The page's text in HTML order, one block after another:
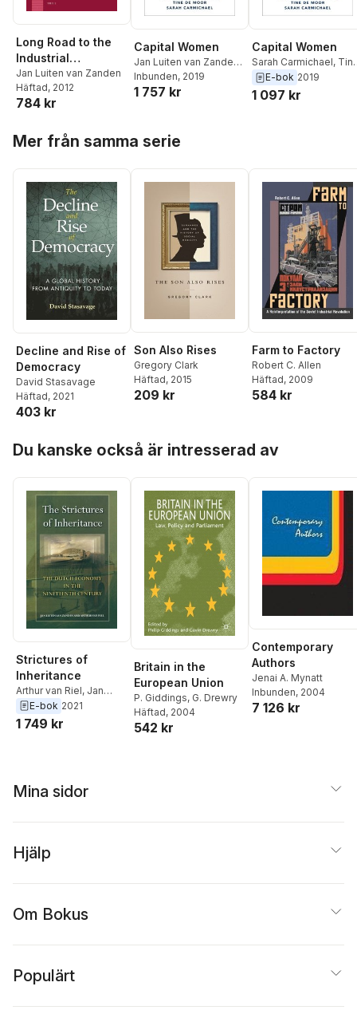
Long Road to the
Industrial
Revolution
Jan Luiten van Zanden
Häftad, 2012
784 kr
Capital Women
Jan Luiten van Zanden ,
Sarah Carmichael
De Moor
Inbunden, 2019
1 757 kr
Capital Women
Sarah Carmichael,
De Moor, Jan Luiten
van Zanden
E-bok 2019
1 097 kr
Mer från samma serie
Decline and Rise of
Democracy
David Stasavage
Häftad, 2021
403 kr
Son Also Rises
Gregory Clark
Häftad, 2015
209 kr
Farm to Factory
Robert C. Allen
Häftad, 2009
584 kr
Du kanske också är intresserad av
Strictures of
Inheritance
Arthur van Riel, Jan
Luiten van Zanden
E-bok 2021
1 749 kr
Britain in the
European Union
P. Giddings, G. Drewry
Häftad, 2004
542 kr
Contemporary
Authors
Jenai A. Mynatt
Inbunden, 2004
7 126 kr
Mina sidor
Hjälp
Om Bokus
Populärt